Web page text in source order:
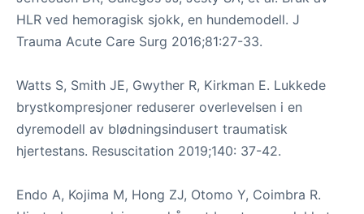
HLR ved hemoragisk sjokk, en hundemodell. J
Trauma Acute Care Surg 2016;81:27-33.
Watts S, Smith JE, Gwyther R, Kirkman E. Lukkede
brystkompresjoner reduserer overlevelsen i en
dyremodell av blødningsindusert traumatisk
hjertestans. Resuscitation 2019;140: 37-42.
Endo A, Kojima M, Hong ZJ, Otomo Y, Coimbra R.